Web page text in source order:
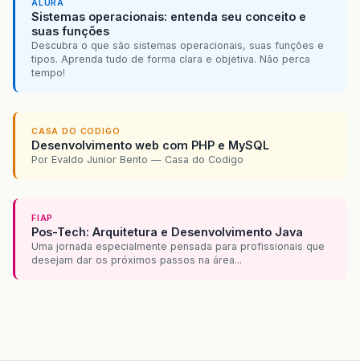
ALURA
Sistemas operacionais: entenda seu conceito e
suas funções
Descubra o que são sistemas operacionais, suas funções e
tipos. Aprenda tudo de forma clara e objetiva. Não perca
tempo!
CASA DO CODIGO
Desenvolvimento web com PHP e MySQL
Por Evaldo Junior Bento — Casa do Codigo
FIAP
Pos-Tech: Arquitetura e Desenvolvimento Java
Uma jornada especialmente pensada para profissionais que
desejam dar os próximos passos na área...